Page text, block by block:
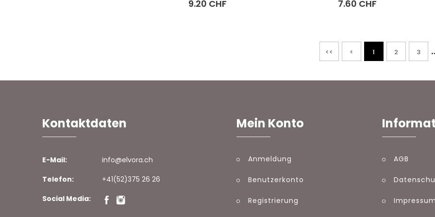
9.20 CHF
7.60 CHF
<< < 1 2 3
Kontaktdaten
E-Mail:
info@elvora.ch
Telefon:
+41(52)375 26 26
Social Media:
Mein Konto
Anmeldung
Benutzerkonto
Registrierung
AGB
Impressum